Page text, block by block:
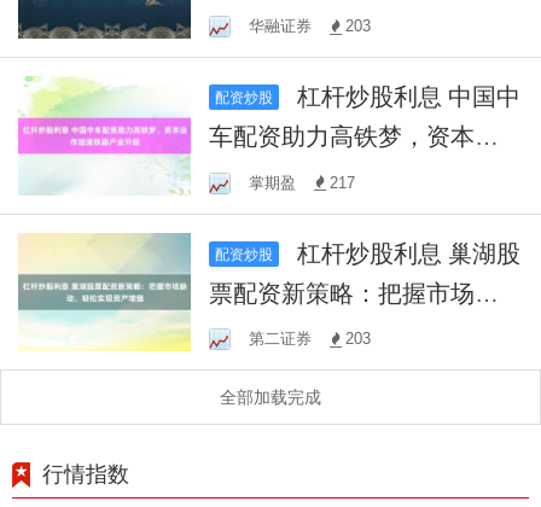
金，把握市场机遇，实现收
益最大化
华融证券 203
配资炒股
杠杆炒股利息 中国中
车配资助力高铁梦，资本运
作加速铁路产业升级
掌期盈 217
配资炒股
杠杆炒股利息 巢湖股
票配资新策略：把握市场脉
动，轻松实现资产增值
第二证券 203
全部加载完成
行情指数